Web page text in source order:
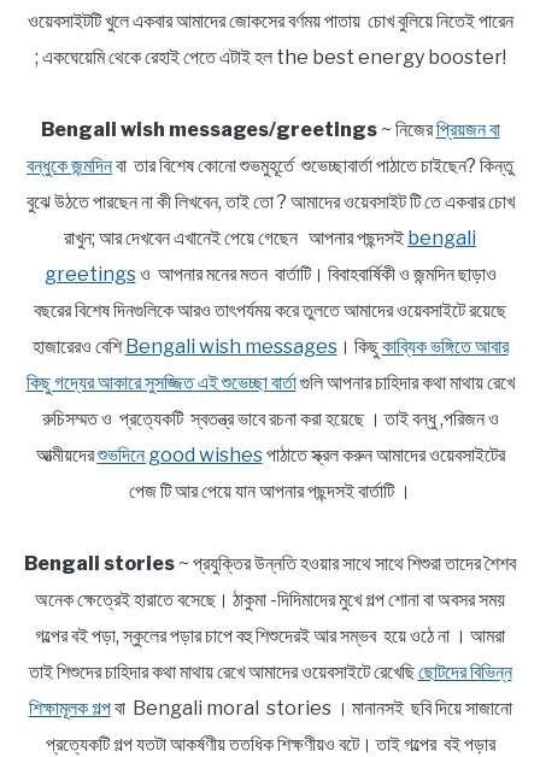
ওয়েবসাইটটি খুলে একবার আমাদের জোকসের বর্ণময় পাতায় চোখ বুলিয়ে নিতেই পারেন
; একঘেয়েমি থেকে রেহাই পেতে এটাই হল the best energy booster!
Bengali wish messages/greetings~ নিজেরপ্রিয়জন বা
বন্ধুকে জন্মদিনবা তার বিশেষ কোনো শুভমুহূর্তে শুভেচ্ছাবার্তা পাঠাতে চাইছেন? কিন্তু
বুঝে উঠতে পারছেন না কী লিখবেন, তাই তো ? আমাদের ওয়েবসাইট টি তে একবার চোখ
রাখুন; আর দেখবেন এখানেই পেয়ে গেছেন আপনার পছন্দসই bengali
greetingsও আপনার মনের মতন বার্তাটি। বিবাহবার্ষিকী ও জন্মদিন ছাড়াও
বছরের বিশেষ দিনগুলিকে আরও তাৎপর্যময় করে তুলতে আমাদের ওয়েবসাইটে রয়েছে
হাজারেরও বেশিBengali wish messages। কিছুকাব্যিক ভঙ্গিতে আবার
কিছু গদ্যের আকারে সুসজ্জিত এই শুভেচ্ছা বার্তাগুলি আপনার চাহিদার কথা মাথায় রেখে
রুচিসম্মত ও প্রত্যেকটি স্বতন্ত্র ভাবে রচনা করা হয়েছে । তাই বন্ধু ,পরিজন ও
আত্মীয়দেরশুভদিনে good wishesপাঠাতে স্ক্রল করুন আমাদের ওয়েবসাইটের
পেজ টি আর পেয়ে যান আপনার পছন্দসই বার্তাটি ।
Bengali stories ~ প্রযুক্তির উন্নতি হওয়ার সাথে সাথে শিশুরা তাদের শৈশব
অনেক ক্ষেত্রেই হারাতে বসেছে। ঠাকুমা -দিদিমাদের মুখে গল্প শোনা বা অবসর সময়
গল্পের বই পড়া, স্কুলের পড়ার চাপে বহু শিশুদেরই আর সম্ভব হয়ে ওঠে না । আমরা
তাই শিশুদের চাহিদার কথা মাথায় রেখে আমাদের ওয়েবসাইটে রেখেছিছোটদের বিভিন্ন
শিক্ষামূলক গল্পবা Bengali moral stories । মানানসই ছবি দিয়ে সাজানো
প্রত্যেকটি গল্প যতটা আকর্ষণীয় ততধিক শিক্ষণীয়ও বটে। তাই গল্পের বই পড়ার